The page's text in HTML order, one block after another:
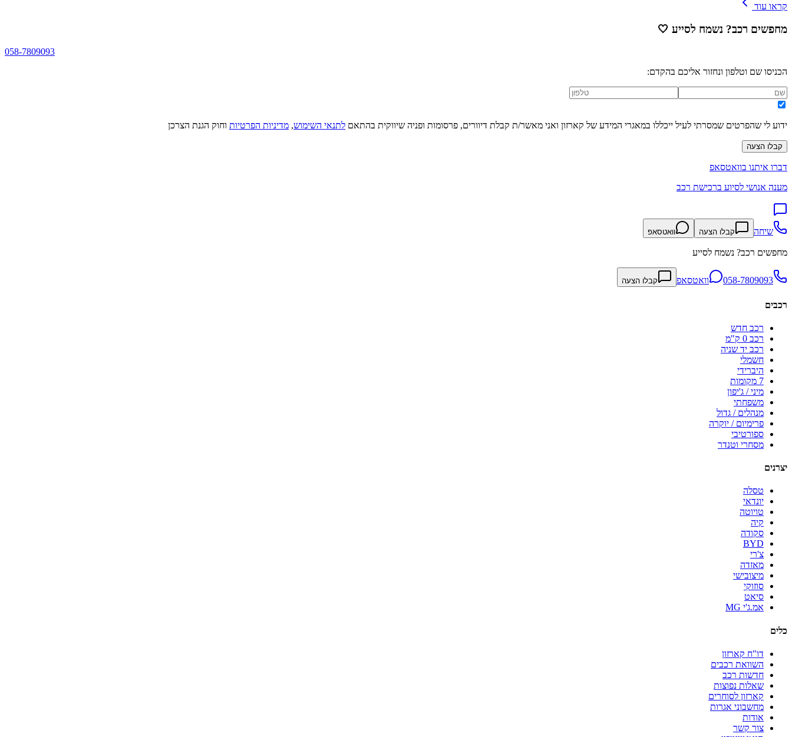
קראו עוד
מחפשים רכב? נשמח לסייע 🤍
058-7809093
הכניסו שם וטלפון ונחזור אליכם בהקדם:
ידוע לי שהפרטים שמסרתי לעיל ייכללו במאגרי המידע של קארזון ואני מאשר/ת קבלת דיוורים, פרסומות ופניה שיווקית בהתאם לתנאי השימוש, מדיניות הפרטיות וחוק הגנת הצרכן
קבלו הצעה
דברו איתנו בוואטסאפ
מענה אנושי לסיוע ברכישת רכב
שיחה קבלו הצעה וואטסאפ
מחפשים רכב? נשמח לסייע
058-7809093 וואטסאפ קבלו הצעה
רכבים
רכב חדש
רכב 0 ק"מ
רכב יד שניה
חשמלי
היברידי
7 מקומות
מיני / ג'יפון
משפחתי
מנהלים / גדול
פרימיום / יוקרה
ספורטיבי
מסחרי וטנדר
יצרנים
טסלה
יונדאי
טויוטה
קיה
סקודה
BYD
צ'רי
מאזדה
מיצובישי
סוזוקי
סיאט
אמ.ג'י MG
כלים
דו"ח קארזון
השוואת רכבים
חדשות רכב
שאלות נפוצות
קארזון לסוחרים
מחשבוני אגרות
אודות
צור קשר